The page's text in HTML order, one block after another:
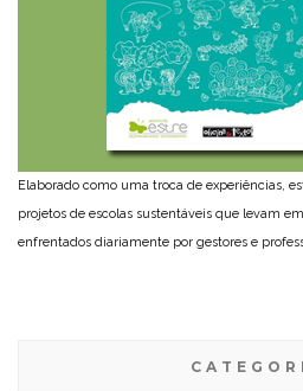
Elaborado como uma troca de experiências,
projetos de escolas sustentáveis que levam
enfrentados diariamente por gestores e